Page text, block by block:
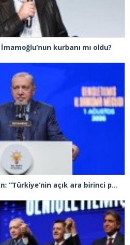
kurbanı mı oldu?